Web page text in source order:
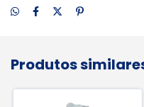
Produtos